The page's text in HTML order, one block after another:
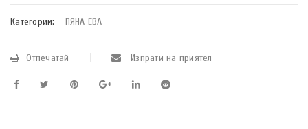
Категории: ПЯНА ЕВА
Отпечатай Изпрати на приятел